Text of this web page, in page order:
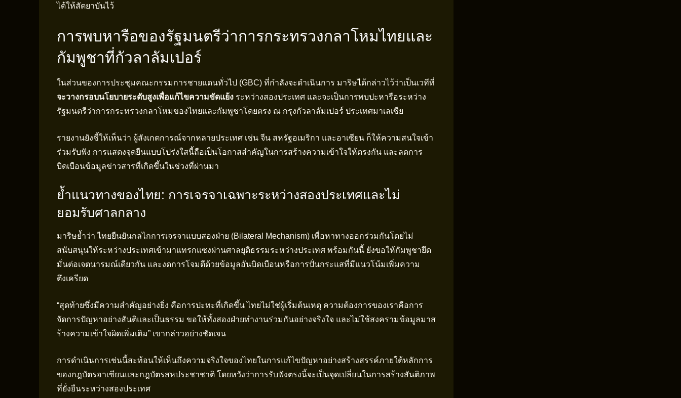
ได้ให้สัตยาบันไว้
การพบหารือของรัฐมนตรีว่าการกระทรวงกลาโหมไทยและ
กัมพูชาที่กัวลาลัมเปอร์
ในส่วนของการประชุมคณะกรรมการชายแดนทั่วไป (GBC) ที่กำลังจะดำเนินการ มาริษได้กล่าวไว้ว่าเป็นเวทีที่
จะวางกรอบนโยบายระดับสูงเพื่อแก้ไขความขัดแย้ง ระหว่างสองประเทศ และจะเป็นการพบปะหารือระหว่าง
รัฐมนตรีว่าการกระทรวงกลาโหมของไทยและกัมพูชาโดยตรง ณ กรุงกัวลาลัมเปอร์ ประเทศมาเลเซีย
รายงานยังชี้ให้เห็นว่า ผู้สังเกตการณ์จากหลายประเทศ เช่น จีน สหรัฐอเมริกา และอาเซียน ก็ให้ความสนใจเข้า
ร่วมรับฟัง การแสดงจุดยืนแบบโปร่งใสนี้ถือเป็นโอกาสสำคัญในการสร้างความเข้าใจให้ตรงกัน และลดการ
บิดเบือนข้อมูลข่าวสารที่เกิดขึ้นในช่วงที่ผ่านมา
ย้ำแนวทางของไทย: การเจรจาเฉพาะระหว่างสองประเทศและไม่
ยอมรับศาลกลาง
มาริษย้ำว่า ไทยยืนยันกลไกการเจรจาแบบสองฝ่าย (Bilateral Mechanism) เพื่อหาทางออกร่วมกันโดยไม่
สนับสนุนให้ระหว่างประเทศเข้ามาแทรกแซงผ่านศาลยุติธรรมระหว่างประเทศ พร้อมกันนี้ ยังขอให้กัมพูชายึด
มั่นต่อเจตนารมณ์เดียวกัน และงดการโจมตีด้วยข้อมูลอันบิดเบือนหรือการปั่นกระแสที่มีแนวโน้มเพิ่มความ
ตึงเครียด
“สุดท้ายซึ่งมีความสำคัญอย่างยิ่ง คือการปะทะที่เกิดขึ้น ไทยไม่ใช่ผู้เริ่มต้นเหตุ ความต้องการของเราคือการ
จัดการปัญหาอย่างสันติและเป็นธรรม ขอให้ทั้งสองฝ่ายทำงานร่วมกันอย่างจริงใจ และไม่ใช้สงครามข้อมูลมาส
ร้างความเข้าใจผิดเพิ่มเติม” เขากล่าวอย่างชัดเจน
การดำเนินการเช่นนี้สะท้อนให้เห็นถึงความจริงใจของไทยในการแก้ไขปัญหาอย่างสร้างสรรค์ภายใต้หลักการ
ของกฎบัตรอาเซียนและกฎบัตรสหประชาชาติ โดยหวังว่าการรับฟังตรงนี้จะเป็นจุดเปลี่ยนในการสร้างสันติภาพ
ที่ยั่งยืนระหว่างสองประเทศ